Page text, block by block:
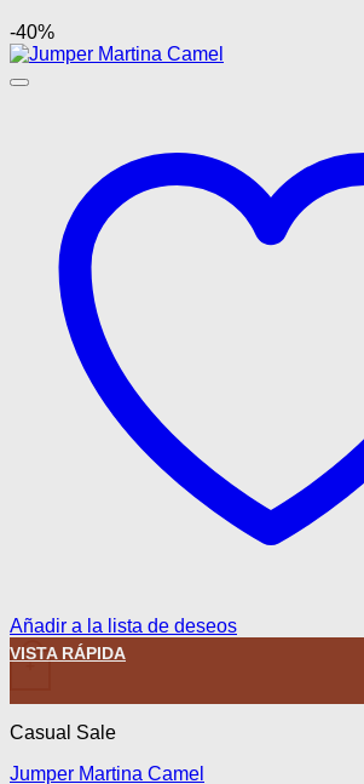
-40%
Añadir a la lista de deseos
+
Este producto tiene múltiples variantes.
VISTA RÁPIDA
Casual Sale
Jumper Martina Camel